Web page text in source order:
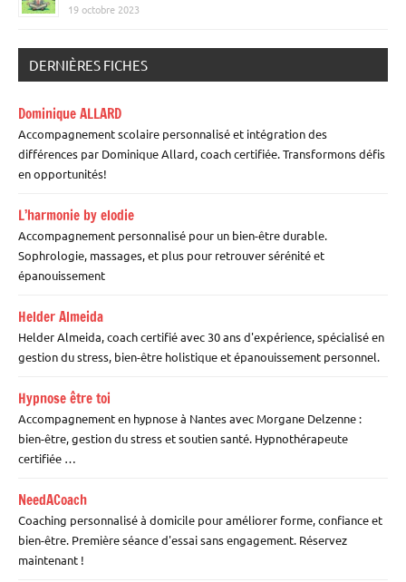
19 octobre 2023
DERNIÈRES FICHES
Dominique ALLARD
Accompagnement scolaire personnalisé et intégration des
différences par Dominique Allard, coach certifiée. Transformons défis
en opportunités!
L’harmonie by elodie
Accompagnement personnalisé pour un bien-être durable.
Sophrologie, massages, et plus pour retrouver sérénité et
épanouissement
Helder Almeida
Helder Almeida, coach certifié avec 30 ans d'expérience, spécialisé en
gestion du stress, bien-être holistique et épanouissement personnel.
Hypnose être toi
Accompagnement en hypnose à Nantes avec Morgane Delzenne :
bien-être, gestion du stress et soutien santé. Hypnothérapeute
certifiée …
NeedACoach
Coaching personnalisé à domicile pour améliorer forme, confiance et
bien-être. Première séance d'essai sans engagement. Réservez
maintenant !